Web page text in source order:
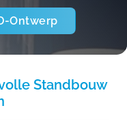
Ontwerp
Standbouw